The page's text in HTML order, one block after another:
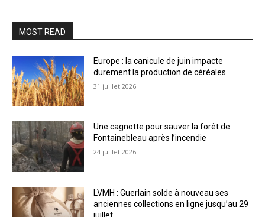
MOST READ
Europe : la canicule de juin impacte
durement la production de céréales
31 juillet 2026
Une cagnotte pour sauver la forêt de
Fontainebleau après l’incendie
24 juillet 2026
LVMH : Guerlain solde à nouveau ses
anciennes collections en ligne jusqu’au 29